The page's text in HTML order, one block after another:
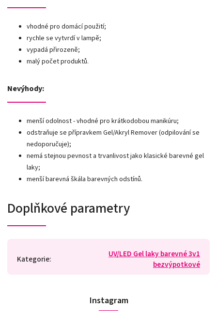
vhodné pro domácí použití;
rychle se vytvrdí v lampě;
vypadá přirozeně;
malý počet produktů.
Nevýhody:
menší odolnost - vhodné pro krátkodobou manikúru;
odstraňuje se přípravkem Gel/Akryl Remover (odpilování se
nedoporučuje);
nemá stejnou pevnost a trvanlivost jako klasické barevné gel
laky;
menší barevná škála barevných odstínů.
Doplňkové parametry
Kategorie:
UV/LED Gel laky barevné 3v1
bezvýpotkové
Instagram